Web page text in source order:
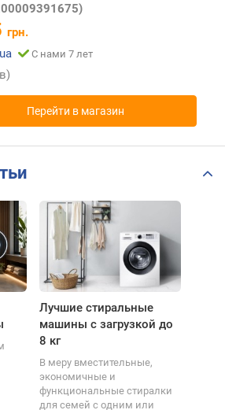
грн.
С нами 7 лет
Перейти в магазин
Лучшие стиральные
машины с загрузкой до
8 кг
В меру вместительные,
экономичные и
функциональные стиралки
для семей с одним или